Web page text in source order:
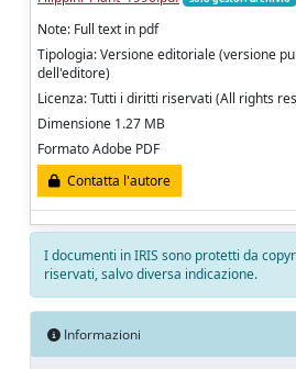
Note: Full text in pdf
Tipologia: Versione editoriale (versione
dell'editore)
Licenza: Tutti i diritti riservati (All rights
Dimensione 1.27 MB
Formato Adobe PDF
Contatta l'autore
I documenti in IRIS sono protetti da
riservati, salvo diversa indicazione.
Informazioni